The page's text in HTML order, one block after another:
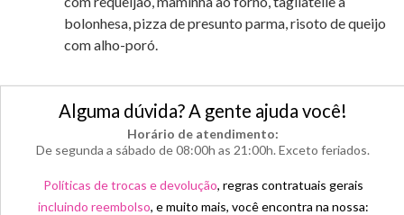
bolonhesa, pizza de presunto parma, risoto de queijo
com alho-poró.
Alguma dúvida? A gente ajuda você!
Horário de atendimento:
De segunda a sábado de 08:00h as 21:00h. Exceto feriados.
Políticas de trocas e devolução, regras contratuais gerais
incluindo reembolso, e muito mais, você encontra na nossa: